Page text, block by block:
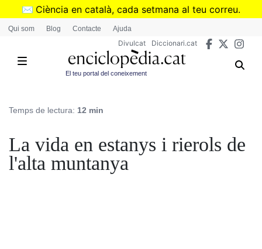
Vés
✉️ Ciència en català, cada setmana al teu correu.
➜Subscriu-te al butlletí de Divulcat
Qui som Blog Contacte Ajuda
Divulcat Diccionari.cat
El teu portal del coneixement
Temps de lectura: 12 min
La vida en estanys i rierols de
l'alta muntanya